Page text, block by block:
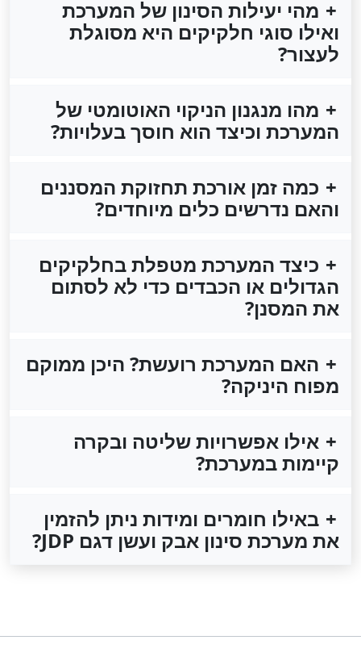
מהי יעילות הסינון של המערכת
ואילו סוגי חלקיקים היא מסוגלת
לעצור?
מהו מנגנון הניקוי האוטומטי של
המערכת וכיצד הוא חוסך בעלויות?
כמה זמן אורכת תחזוקת המסננים
והאם נדרשים כלים מיוחדים?
כיצד המערכת מטפלת בחלקיקים
הגדולים או הכבדים כדי לא לסתום
את המסנן?
האם המערכת רועשת? היכן ממוקם
מפוח היניקה?
אילו אפשרויות שליטה ובקרה
קיימות במערכת?
באילו חומרים ומידות ניתן להזמין
את מערכת סינון אבק ועשן דגם JDP?